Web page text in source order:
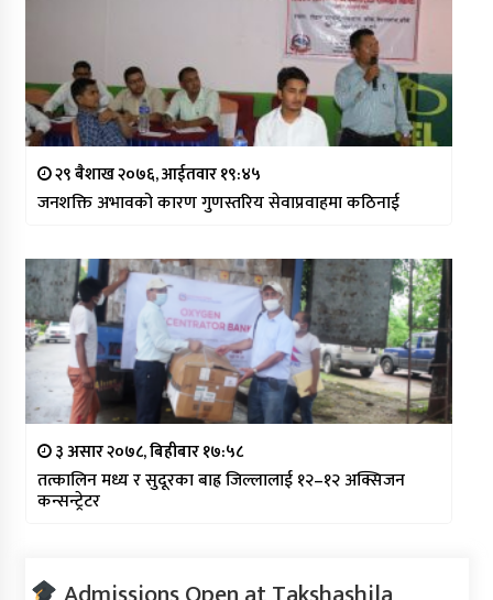
२९ बैशाख २०७६, आईतवार १९:४५
जनशक्ति अभावको कारण गुणस्तरिय सेवाप्रवाहमा कठिनाई
३ असार २०७८, बिहीबार १७:५८
तत्कालिन मध्य र सुदूरका बाह्र जिल्लालाई १२–१२ अक्सिजन
कन्सन्ट्रेटर